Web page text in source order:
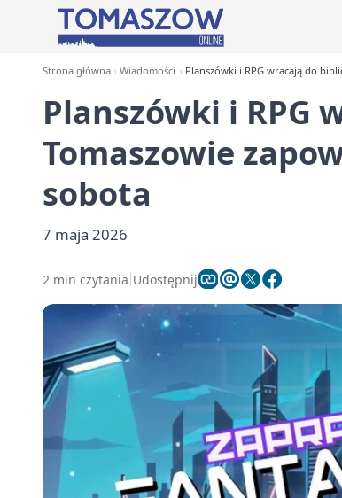
Strona główna Wiadomości Planszówki i RPG wracają do
Planszówki i RPG
Tomaszowie
sobota
7 maja 2026
2 min czytania Udostępnij